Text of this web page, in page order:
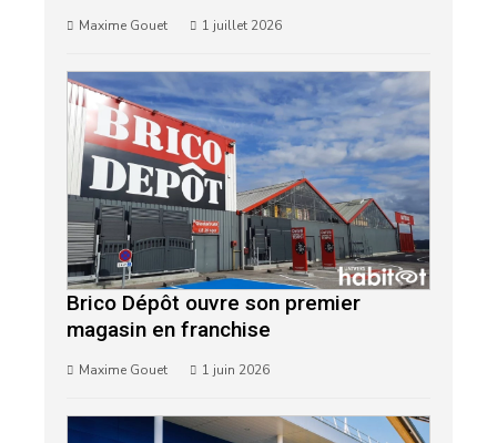
Maxime Gouet 1 juillet 2026
Brico Dépôt ouvre son premier
magasin en franchise
Maxime Gouet 1 juin 2026